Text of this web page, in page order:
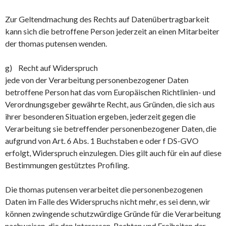
Zur Geltendmachung des Rechts auf Datenübertragbarkeit
kann sich die betroffene Person jederzeit an einen Mitarbeiter
der thomas putensen wenden.
g) Recht auf Widerspruch
jede von der Verarbeitung personenbezogener Daten
betroffene Person hat das vom Europäischen Richtlinien- und
Verordnungsgeber gewährte Recht, aus Gründen, die sich aus
ihrer besonderen Situation ergeben, jederzeit gegen die
Verarbeitung sie betreffender personenbezogener Daten, die
aufgrund von Art. 6 Abs. 1 Buchstaben e oder f DS-GVO
erfolgt, Widerspruch einzulegen. Dies gilt auch für ein auf diese
Bestimmungen gestütztes Profiling.
Die thomas putensen verarbeitet die personenbezogenen
Daten im Falle des Widerspruchs nicht mehr, es sei denn, wir
können zwingende schutzwürdige Gründe für die Verarbeitung